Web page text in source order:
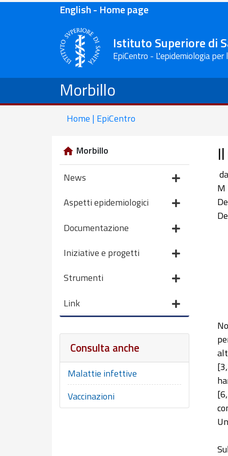
English - Home page
Istituto Superiore di
EpiCentro - L'epidemiologia
Morbillo
Home | EpiCentro
Morbillo
News
Aspetti epidemiologici
Documentazione
Iniziative e progetti
Strumenti
Link
Consulta anche
Malattie infettive
Vaccinazioni
M